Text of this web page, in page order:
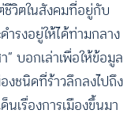
ชีวิตในสังคมที่อยู่กับ
รงอยู่ให้ได้ท่ามกลาง
บอกเล่าเพื่อให้ข้อมูล
งชนิดที่ร้าวลึกลงไปถึง
เรื่องการเมืองขึ้นมา